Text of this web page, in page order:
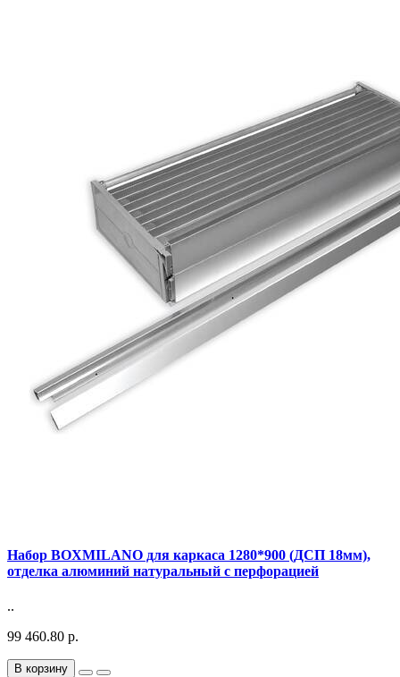
Набор BOXMILANO для каркаса 1280*900 (ДСП 18мм),
отделка алюминий натуральный с перфорацией
..
99 460.80 р.
В корзину